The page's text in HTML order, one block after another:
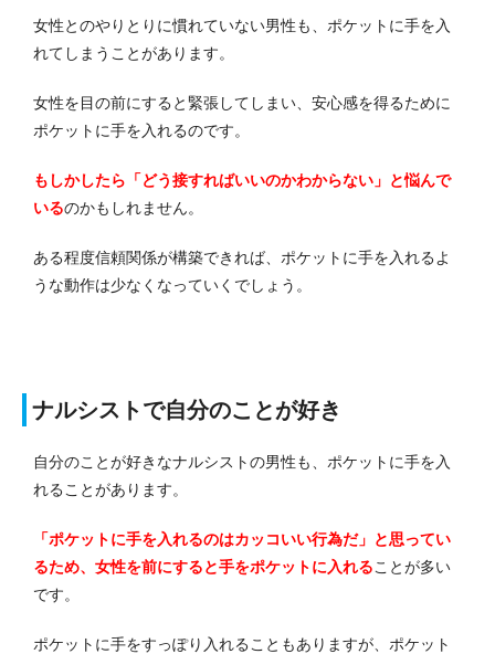
女性とのやりとりに慣れていない男性も、ポケットに手を入
れてしまうことがあります。
女性を目の前にすると緊張してしまい、安心感を得るために
ポケットに手を入れるのです。
もしかしたら「どう接すればいいのかわからない」と悩んで
いるのかもしれません。
ある程度信頼関係が構築できれば、ポケットに手を入れるよ
うな動作は少なくなっていくでしょう。
ナルシストで自分のことが好き
自分のことが好きなナルシストの男性も、ポケットに手を入
れることがあります。
「ポケットに手を入れるのはカッコいい行為だ」と思ってい
るため、女性を前にすると手をポケットに入れることが多い
です。
ポケットに手をすっぽり入れることもありますが、ポケット